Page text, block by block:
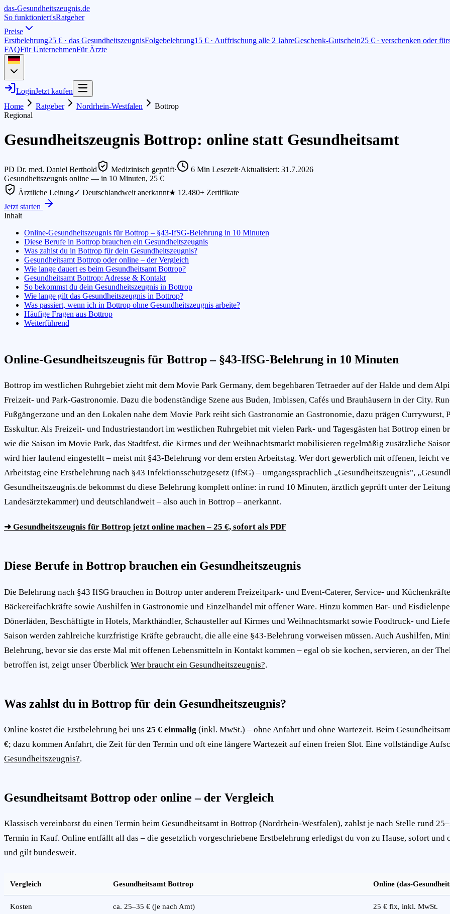
das-Gesundheitszeugnis.de
So funktioniert'sRatgeber
Preise
Erstbelehrung25 € · das GesundheitszeugnisFolgebelehrung15 € · Auffrischung alle 2 JahreGeschenk-Gutschein25 € · verschenken oder
FAQFür UnternehmenFür Ärzte
LoginJetzt kaufen
Home
Ratgeber Nordrhein-Westfalen
Bottrop
Regional
Gesundheitszeugnis Bottrop: online statt Gesundheitsamt
PD Dr. med. Daniel Berthold Medizinisch geprüft· 6 Min Lesezeit·Aktualisiert: 31.7.2026
Gesundheitszeugnis online — in 10 Minuten, 25 €
Ärztliche Leitung✓ Deutschlandweit anerkannt★ 12.480+ Zertifikate
Jetzt starten
Inhalt
Online-Gesundheitszeugnis für Bottrop – §43-IfSG-Belehrung in 10 Minuten
Diese Berufe in Bottrop brauchen ein Gesundheitszeugnis
Was zahlst du in Bottrop für dein Gesundheitszeugnis?
Gesundheitsamt Bottrop oder online – der Vergleich
Wie lange dauert es beim Gesundheitsamt Bottrop?
Gesundheitsamt Bottrop: Adresse & Kontakt
So bekommst du dein Gesundheitszeugnis in Bottrop
Wie lange gilt das Gesundheitszeugnis in Bottrop?
Was passiert, wenn ich in Bottrop ohne Gesundheitszeugnis arbeite?
Häufige Fragen aus Bottrop
Weiterführend
Online-Gesundheitszeugnis für Bottrop – §43-IfSG-Belehrung in 10 Minuten
Bottrop im westlichen Ruhrgebiet zieht mit dem Movie Park Germany, dem begehbaren Tetraeder auf der Halde und dem
Freizeit- und Park-Gastronomie. Dazu die bodenständige Szene aus Buden, Imbissen, Cafés und Brauhäusern in der City.
Fußgängerzone und an den Lokalen nahe dem Movie Park reiht sich Gastronomie an Gastronomie, dazu prägen
Esskultur. Als Freizeit- und Industriestandort im westlichen Ruhrgebiet mit vielen Park- und Tagesgästen hat Bottrop einen
wie die Saison im Movie Park, das Stadtfest, die Kirmes und der Weihnachtsmarkt mobilisieren regelmäßig zusätzliche
wird hier laufend eingestellt – meist mit §43-Belehrung vor dem ersten Arbeitstag. Wer dort gewerblich mit offenen, leicht
Arbeitstag eine Erstbelehrung nach §43 Infektionsschutzgesetz (IfSG) – umgangssprachlich „Gesundheitszeugnis",
Gesundheitszeugnis.de bekommst du diese Belehrung komplett online: in rund 10 Minuten, ärztlich geprüft unter der
Landesärztekammer) und deutschlandweit – also auch in Bottrop – anerkannt.
➜ Gesundheitszeugnis für Bottrop jetzt online machen – 25 €, sofort als PDF
Diese Berufe in Bottrop brauchen ein Gesundheitszeugnis
Die Belehrung nach §43 IfSG brauchen in Bottrop unter anderem Freizeitpark- und Event-Caterer, Service- und
Bäckereifachkräfte sowie Aushilfen in Gastronomie und Einzelhandel mit offener Ware. Hinzu kommen Bar- und
Dönerläden, Beschäftigte in Hotels, Markthändler, Schausteller auf Kirmes und Weihnachtsmarkt sowie Foodtruck- und
Saison werden zahlreiche kurzfristige Kräfte gebraucht, die alle eine §43-Belehrung vorweisen müssen. Auch Aushilfen,
Belehrung, bevor sie das erste Mal mit offenen Lebensmitteln in Kontakt kommen – egal ob sie kochen, servieren, an der
betroffen ist, zeigt unser Überblick Wer braucht ein Gesundheitszeugnis?.
Was zahlst du in Bottrop für dein Gesundheitszeugnis?
Online kostet die Erstbelehrung bei uns 25 € einmalig (inkl. MwSt.) – ohne Anfahrt und ohne Wartezeit. Beim
€; dazu kommen Anfahrt, die Zeit für den Termin und oft eine längere Wartezeit auf einen freien Slot. Eine vollständige
Gesundheitszeugnis?.
Gesundheitsamt Bottrop oder online – der Vergleich
Klassisch vereinbarst du einen Termin beim Gesundheitsamt in Bottrop (Nordrhein-Westfalen), zahlst je nach Stelle rund
Termin in Kauf. Online entfällt all das – die gesetzlich vorgeschriebene Erstbelehrung erledigst du von zu Hause, sofort
und gilt bundesweit.
Vergleich Gesundheitsamt Bottrop Online (das-
Kosten ca. 25–35 € (je nach Amt) 25 € fix, inkl. MwSt.